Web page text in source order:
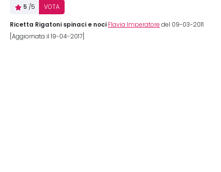
5 /5 VOTA
Ricetta Rigatoni spinaci e noci Flavia Imperatore del 09-03-2011
[Aggiornata il 19-04-2017]